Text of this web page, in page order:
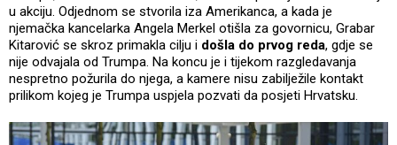
u akciju. Odjednom se stvorila iza Amerikanca, a kada je
njemačka kancelarka Angela Merkel otišla za govornicu, Grabar
Kitarović se skroz primakla cilju i došla do prvog reda, gdje se
nije odvajala od Trumpa. Na koncu je i tijekom razgledavanja
nespretno požurila do njega, a kamere nisu zabilježile kontakt
prilikom kojeg je Trumpa uspjela pozvati da posjeti Hrvatsku.